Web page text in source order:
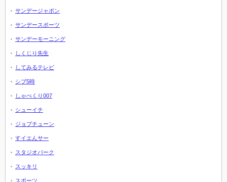
サンデージャポン
サンデースポーツ
サンデーモーニング
しくじり先生
してみるテレビ
シブ5時
しゃべくり007
シューイチ
ジョブチューン
すイエんサー
スタジオパーク
スッキリ
スポーツ